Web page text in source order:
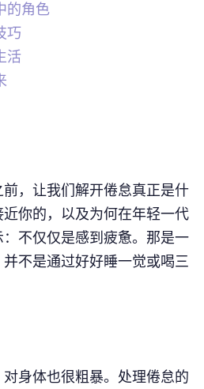
的角色
巧
活
，让我们解开倦怠真正是什
你的，以及为何在年轻一代
不仅仅是感到疲惫。那是一
不是通过好好睡一觉或喝三
身体也很粗暴。处理倦怠的